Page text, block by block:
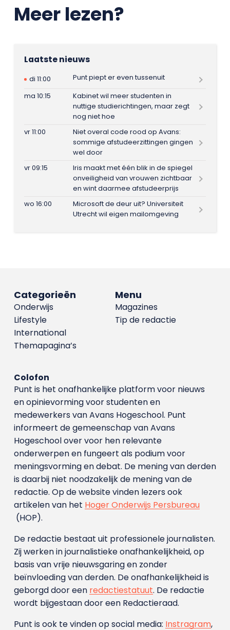
Meer lezen?
Laatste nieuws
di 11:00
Punt piept er even tussenuit
ma 10:15
Kabinet wil meer studenten in
nuttige studierichtingen, maar zegt
nog niet hoe
vr 11:00
Niet overal code rood op Avans:
sommige afstudeerzittingen gingen
wel door
vr 09:15
Iris maakt met één blik in de spiegel
onveiligheid van vrouwen zichtbaar
en wint daarmee afstudeerprijs
wo 16:00
Microsoft de deur uit? Universiteit
Utrecht wil eigen mailomgeving
Menu
Magazines
Tip de redactie
Categorieën
Onderwijs
Lifestyle
International
Themapagina’s
Colofon
Punt is het onafhankelijke platform voor nieuws
en opinievorming voor studenten en
medewerkers van Avans Hoge­school. Punt
informeert de gemeenschap van Avans
Hogeschool over voor hen relevante
onderwerpen en fungeert als podium voor
meningsvorming en debat. De mening van derden
is daarbij niet noodzakelijk de mening van de
redactie. Op de website vinden lezers ook
artikelen van het Hoger Onderwijs Persbureau
(HOP).
De redactie bestaat uit professionele journalisten.
Zij werken in journalistieke onafhankelijkheid, op
basis van vrije nieuwsgaring en zonder
beïnvloeding van derden. De onafhankelijkheid is
geborgd door een redactiestatuut. De redactie
wordt bijgestaan door een Redactieraad.
Punt is ook te vinden op social media: Instragram,